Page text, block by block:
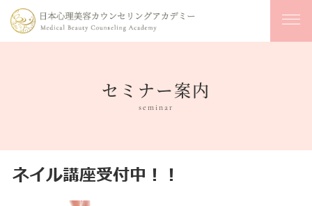
セミナー案内
seminar
ネイル講座受付中！！